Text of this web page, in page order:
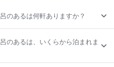
のあるは何軒ありますか？
のあるは、いくらから泊まれま